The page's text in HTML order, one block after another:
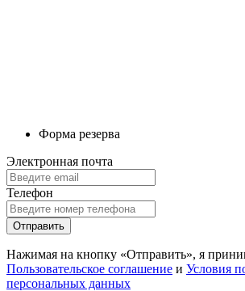
Форма резерва
Электронная почта
Телефон
Отправить
Нажимая на кнопку «Отправить», я
Пользовательское соглашение и Условия
персональных данных